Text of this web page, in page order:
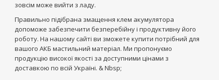
зовсім може вийти з ладу.
Правильно підібрана змащення клем акумулятора
допоможе забезпечити безперебійну і продуктивну його
роботу. На нашому сайті ви зможете купити потрібний для
вашого АКБ мастильний матеріал. Ми пропонуємо
продукцію високої якості за доступними цінами з
доставкою по всій Україні. & Nbsp;